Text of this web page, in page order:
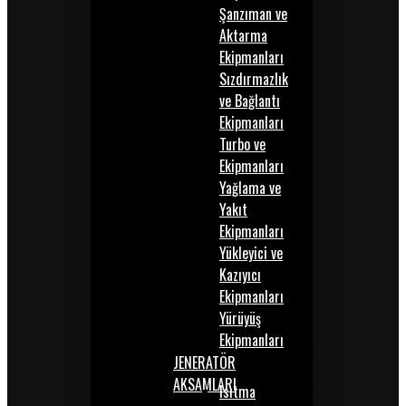
Şanzıman ve
Aktarma
Ekipmanları
Sızdırmazlık
ve Bağlantı
Ekipmanları
Turbo ve
Ekipmanları
Yağlama ve
Yakıt
Ekipmanları
Yükleyici ve
Kazıyıcı
Ekipmanları
Yürüyüş
Ekipmanları
JENERATÖR
AKSAMLARIIsıtma